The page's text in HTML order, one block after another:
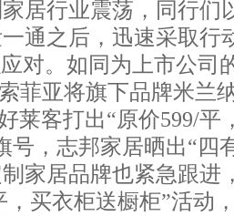
居行业震荡，同行们
通之后，迅速采取行
对。如同为上市公司
菲亚将旗下品牌米兰
莱客打出“原价599/平
号，志邦家居晒出“四
家居品牌也紧急跟进
，买衣柜送橱柜”活动